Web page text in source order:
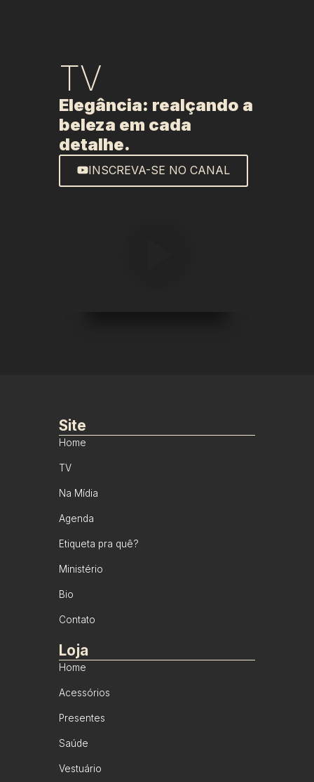
TV
Elegância: realçando a
beleza em cada
detalhe.
INSCREVA-SE NO CANAL
Site
Home
TV
Na Mídia
Agenda
Etiqueta pra quê?
Ministério
Bio
Contato
Loja
Home
Acessórios
Presentes
Saúde
Vestuário